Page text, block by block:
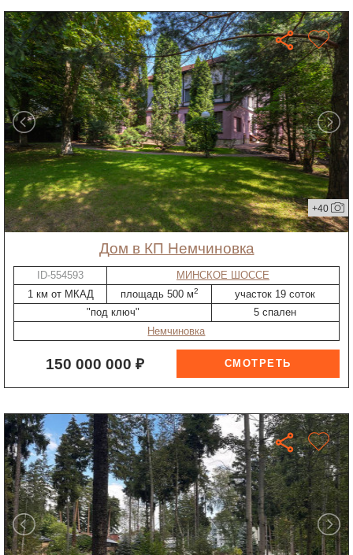
+40
дом в КП Немчиновка
ID-554593
МИНСКОЕ ШОССЕ
1 км от МКАД
площадь 500 м2
участок 19 соток
"под ключ"
5 спален
Немчиновка
150 000 000 ₽